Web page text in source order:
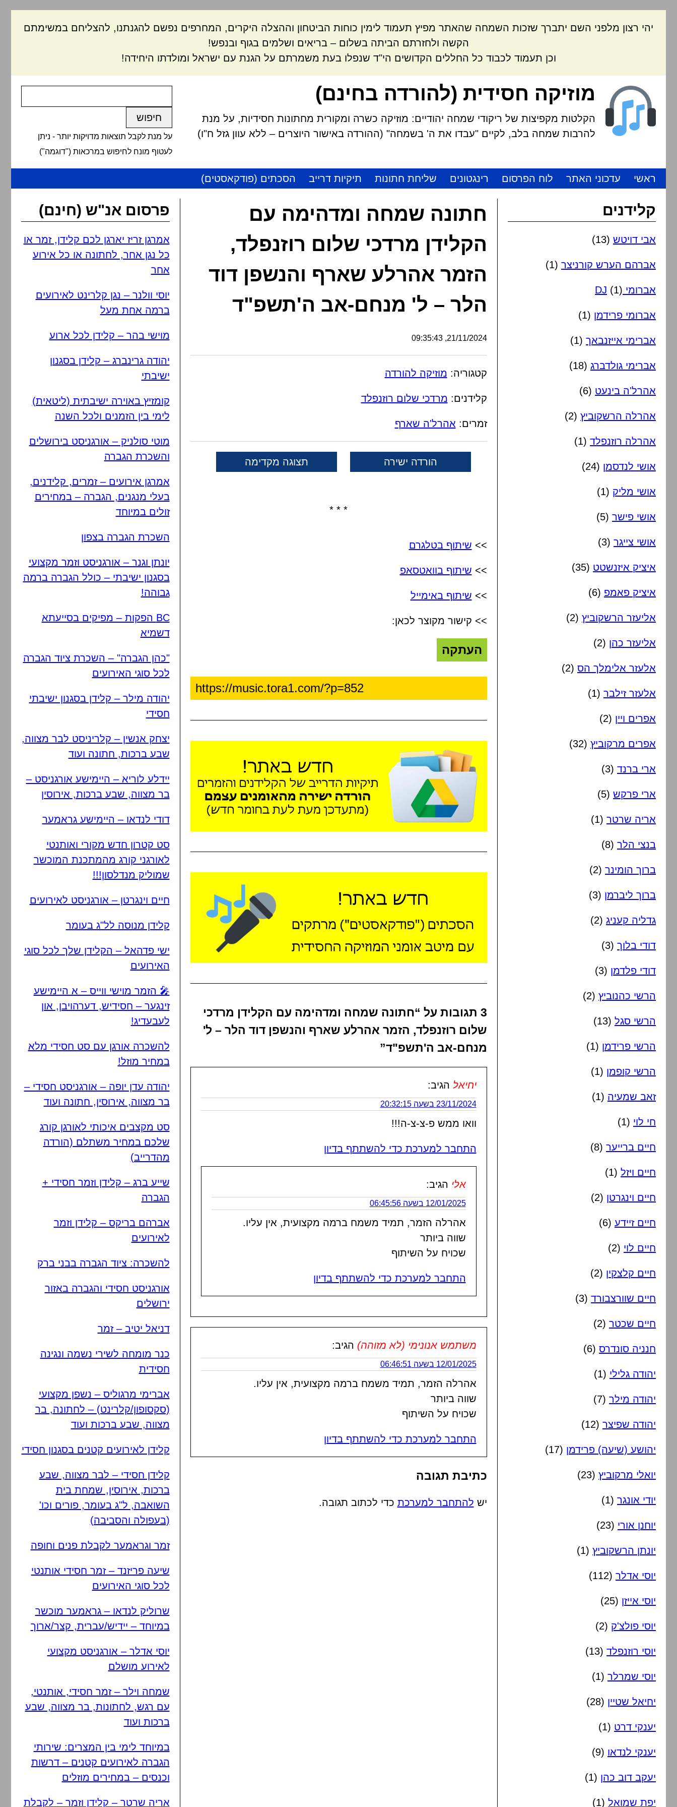
יהי רצון מלפני השם יתברך שזכות השמחה שהאתר מפיץ תעמוד לימין כוחות הביטחון וההצלה היקרים, המחרפים נפשם להגנתנו, להצליחם במשימתם
הקשה ולחזרתם הביתה בשלום – בריאים ושלמים בגוף ובנפש!
וכן תעמוד לכבוד כל החללים הקדושים הי"ד שנפלו בעת משמרתם על הגנת עם ישראל ומולדתו היחידה!
מוזיקה חסידית (להורדה בחינם)
הקלטות מקפיצות של ריקודי שמחה יהודיים: מוזיקה כשרה ומקורית מחתונות חסידיות, על מנת
להרבות שמחה בלב, לקיים "עבדו את ה' בשמחה" (ההורדה באישור היוצרים – ללא עוון גזל ח"ו)
על מנת לקבל תוצאות מדויקות יותר - ניתן
לעטוף מונח לחיפוש במרכאות ("דוגמה")
ראשי עדכוני האתר לוח הפרסום רינגטונים שליחת חתונות תיקיות דרייב הסכתים (פודקאסטים)
חתונה שמחה ומדהימה עם
הקלידן מרדכי שלום רוזנפלד,
הזמר אהרלע שארף והנשפן דוד
הלר – ל' מנחם-אב ה'תשפ"ד
21/11/2024, 09:35:43
קטגוריה: מוזיקה להורדה
קלידנים: מרדכי שלום רוזנפלד
זמרים: אהרל'ה שארף
הורדה ישירה תצוגה מקדימה
* * *
>> שיתוף בטלגרם
>> שיתוף בוואטסאפ
>> שיתוף באימייל
>> קישור מקוצר לכאן:
העתקה
3 תגובות על “חתונה שמחה ומדהימה עם הקלידן מרדכי
שלום רוזנפלד, הזמר אהרלע שארף והנשפן דוד הלר – ל'
מנחם-אב ה'תשפ"ד”
יחיאל הגיב:
23/11/2024 בשעה 20:32:15
וואו ממש פ-צ-צ-ה!!!
התחבר למערכת כדי להשתתף בדיון
אלי הגיב:
12/01/2025 בשעה 06:45:56
אהרלה הזמר, תמיד משמח ברמה מקצועית, אין עליו.
שווה ביותר
שכויח על השיתוף
התחבר למערכת כדי להשתתף בדיון
משתמש אנונימי (לא מזוהה) הגיב:
12/01/2025 בשעה 06:46:51
אהרלה הזמר, תמיד משמח ברמה מקצועית, אין עליו.
שווה ביותר
שכויח על השיתוף
התחבר למערכת כדי להשתתף בדיון
כתיבת תגובה
יש להתחבר למערכת כדי לכתוב תגובה.
קלידנים
אבי דויטש (13)
אברהם הערש קורניצר (1)
אברומי DJ (1)
אברומי פרידמן (1)
אברימי אייזנבאך (1)
אברימי גולדברג (18)
אהרל'ה בינעט (6)
אהרלה הרשקוביץ (2)
אהרלה רוזנפלד (1)
אושי לנדסמן (24)
אושי מליק (1)
אושי פישר (5)
אושי צייגר (3)
איציק איזנשטט (35)
איציק פאמפ (6)
אליעזר הרשקוביץ (2)
אליעזר כהן (2)
אלעזר אלימלך הס (2)
אלעזר זילבר (1)
אפרים ויין (2)
אפרים מרקוביץ (32)
ארי ברנד (3)
ארי פרקש (5)
אריה שרטר (1)
בנצי הלר (8)
ברוך הומינר (2)
ברוך ליברמן (3)
גדליה קעניג (2)
דודי בלוך (3)
דודי פלדמן (3)
הרשי כהנוביץ (2)
הרשי סגל (13)
הרשי פרידמן (1)
הרשי קופמן (1)
זאב שמעיה (1)
חי לוי (1)
חיים ברייער (8)
חיים ויזל (1)
חיים וינגרטן (2)
חיים זיידע (6)
חיים לוי (2)
חיים קלצקין (2)
חיים שוורצבורד (3)
חיים שכטר (2)
חנניה סונדרס (6)
יהודה גלילי (1)
יהודה מילר (7)
יהודה שפיצר (12)
יהושע (שיעה) פרידמן (17)
יואלי מרקוביץ (23)
יודי אונגר (1)
יוחנן אורי (23)
יונתן הרשקוביץ (1)
יוסי אדלר (112)
יוסי אייזן (25)
יוסי פולצ'ק (2)
יוסי רוזנפלד (13)
יוסי שמרלר (1)
יחיאל שטיין (28)
יענקי דרט (1)
יענקי לנדאו (9)
יעקב דוב כהן (1)
יפת שמואל (1)
פרסום אנ"ש (חינם)
אמרגן זריז יארגן לכם קלידן, זמר או
כל נגן אחר, לחתונה או כל אירוע
אחר
יוסי וולנר – נגן קלרינט לאירועים
ברמה אחת מעל
מוישי בהר – קלידן לכל ארוע
יהודה גרינברג – קלידן בסגנון
ישיבתי
קומזיץ באוירה ישיבתית (ליטאית)
לימי בין הזמנים ולכל השנה
מוטי סולניק – אורגניסט בירושלים
והשכרת הגברה
אמרגן אירועים – זמרים, קלידנים,
בעלי מנגנים, הגברה – במחירים
זולים במיוחד
השכרת הגברה בצפון
יונתן וגנר – אורגניסט וזמר מקצועי
בסגנון ישיבתי – כולל הגברה ברמה
גבוהה!
BC הפקות – מפיקים בסייעתא
דשמיא
"כהן הגברה" – השכרת ציוד הגברה
לכל סוגי האירועים
יהודה מילר – קלידן בסגנון ישיבתי
חסידי
יצחק אנשין – קלריניסט לבר מצווה,
שבע ברכות, חתונה ועוד
יידלע לוריא – היימישע אורגניסט –
בר מצווה, שבע ברכות, אירוסין
דודי לנדאו – היימישע גראמער
סט קטרון חדש מקורי ואותנטי
לאורגני קורג מהמתכנת המוכשר
שמוליק מנדלסון!!!
חיים וינגרטן – אורגניסט לאירועים
קלידן מנוסה לל"ג בעומר
ישי פדהאל – הקלידן שלך לכל סוגי
האירועים
🎤 הזמר מוישי ווייס – א היימישע
זינגער – חסידיש, דערהויבן, און
לעבעדיג!
להשכרה אורגן עם סט חסידי מלא
במחיר מוזל!
יהודה עדן יופה – אורגניסט חסידי –
בר מצווה, אירוסין, חתונה ועוד
סט מקצבים איכותי לאורגן קורג
שלכם במחיר משתלם (הורדה
מהדרייב)
שייע ברג – קלידן וזמר חסידי +
הגברה
אברהם בריקס – קלידן וזמר
לאירועים
להשכרה: ציוד הגברה בבני ברק
אורגניסט חסידי והגברה באזור
ירושלים
דניאל יטיב – זמר
כנר מומחה לשירי נשמה ונגינה
חסידית
אברימי מרגוליס – נשפן מקצועי
(סקסופון/קלרינט) – לחתונה, בר
מצווה, שבע ברכות ועוד
קלידן לאירועים קטנים בסגנון חסידי
קלידן חסידי – לבר מצווה, שבע
ברכות, אירוסין, שמחת בית
השואבה, ל"ג בעומר, פורים וכו'
(בעפולה והסביבה)
זמר וגראמער לקבלת פנים וחופה
שיעה פריזנד – זמר חסידי אותנטי
לכל סוגי האירועים
שרוליק לנדאו – גראמער מוכשר
במיוחד – יידיש/עברית, קצר/ארוך
יוסי אדלר – אורגניסט מקצועי
לאירוע מושלם
שמחה וילר – זמר חסידי, אותנטי,
עם רגש, לחתונות, בר מצווה, שבע
ברכות ועוד
במיוחד לימי בין המצרים: שירותי
הגברה לאירועים קטנים – דרשות
וכנסים – במחירים מוזלים
אריה שרטר – קלידן וזמר – לקבלת